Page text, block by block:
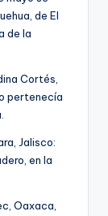
de El
de la
Cortés,
pertenecía
Jalisco:
en la
Oaxaca,